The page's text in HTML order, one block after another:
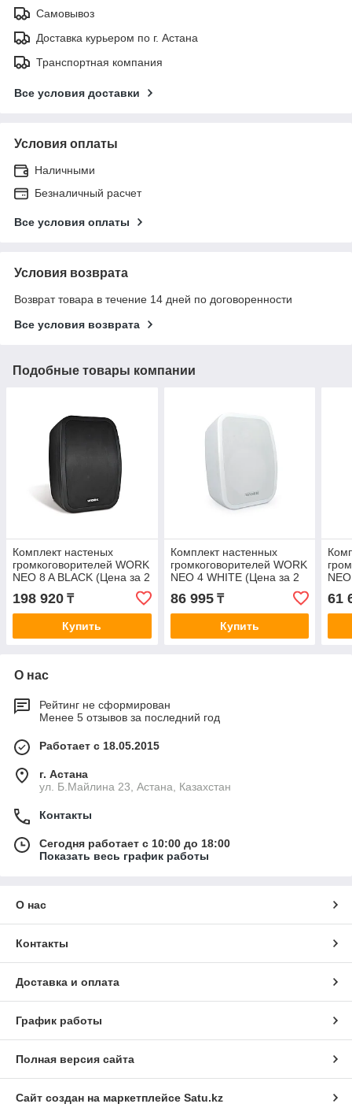
Самовывоз
Доставка курьером по г. Астана
Транспортная компания
Все условия доставки
Условия оплаты
Наличными
Безналичный расчет
Все условия оплаты
Условия возврата
Возврат товара в течение 14 дней по договоренности
Все условия возврата
Подобные товары компании
Комплект настеных
громкоговорителей WORK
NEO 8 A BLACK (Цена за 2
шт), актив., 40Вт
198 920 ₸
Купить
Комплект настенных
громкоговорителей WORK
NEO 4 WHITE (Цена за 2
шт), 16Вт(100V) / 30W(8
Om)
86 995₸
Купить
Om)
61
О нас
Рейтинг не сформирован
Менее 5 отзывов за последний год
Работает с 18.05.2015
г. Астана
ул. Б.Майлина 23, Астана, Казахстан
Контакты
Сегодня работает с 10:00 до 18:00
Показать весь график работы
О нас
Контакты
Доставка и оплата
График работы
Полная версия сайта
Сайт создан на маркетплейсе Satu.kz